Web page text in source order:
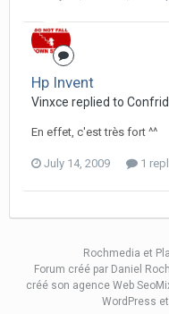
Hp Invent
Vinxce replied to
En effet, c'est très fort ^^
July 14, 2009 1
Rochmedia et
Forum créé par Daniel Roch
créé son agence Web
WordPress